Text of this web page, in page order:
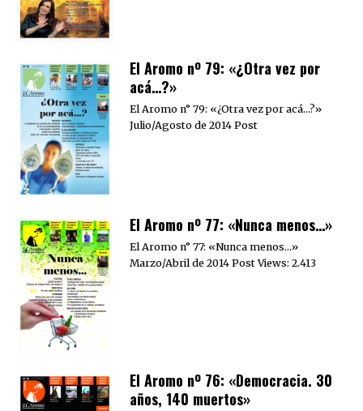
El Aromo nº 79: «¿Otra vez por
acá…?»
El Aromo n° 79: «¿Otra vez por acá…?»
Julio/Agosto de 2014 Post
El Aromo nº 77: «Nunca menos…»
El Aromo n° 77: «Nunca menos…»
Marzo/Abril de 2014 Post Views: 2.413
El Aromo nº 76: «Democracia. 30
años, 140 muertos»